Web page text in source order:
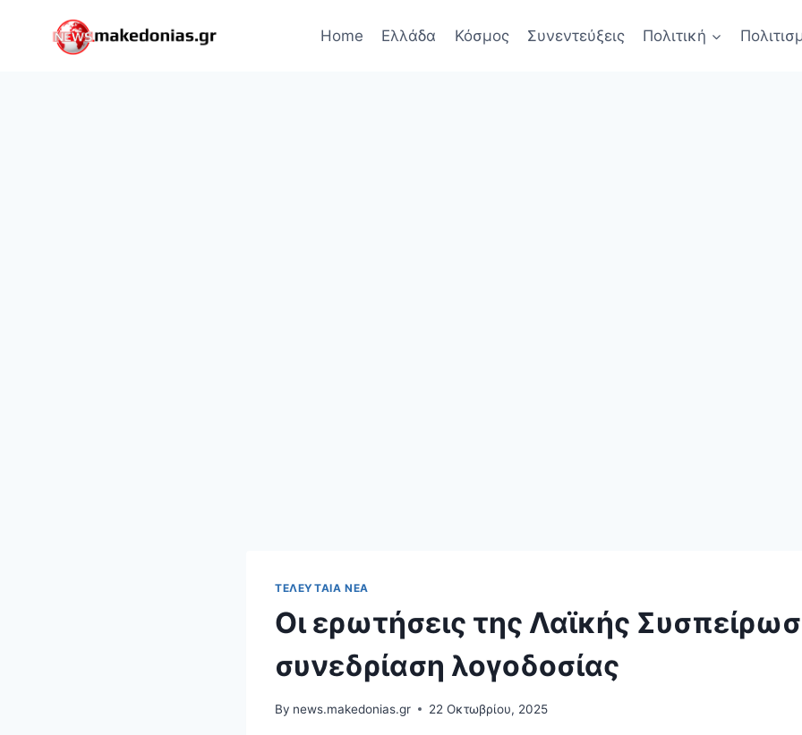
Home Ελλάδα Κόσμος Συνεντεύξεις Πολιτική
ΤΕΛΕΥΤΑΊΑ ΝΈΑ
Οι ερωτήσεις της Λαϊκής
συνεδρίαση λογοδοσίας
By news.makedonias.gr 22 Οκτωβρίου, 2025